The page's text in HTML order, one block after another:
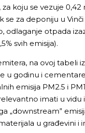
, za koju se vezuje
se za deponiju u
odlaganje otpada
svih emisija).
na ovoj tabeli
u godinu i
emisija PM2.5 i
imati u vidu i
„downstream”
u građevini i